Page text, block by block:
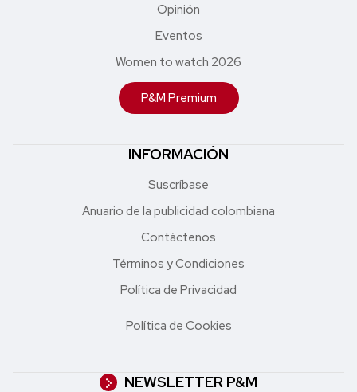
Opinión
Eventos
Women to watch 2026
P&M Premium
INFORMACIÓN
Suscríbase
Anuario de la publicidad colombiana
Contáctenos
Términos y Condiciones
Política de Privacidad
Política de Cookies
NEWSLETTER P&M